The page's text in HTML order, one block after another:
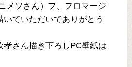
メソさん）フ、フロマージ
いていただいてありがとう
さん描き下ろしPC壁紙は